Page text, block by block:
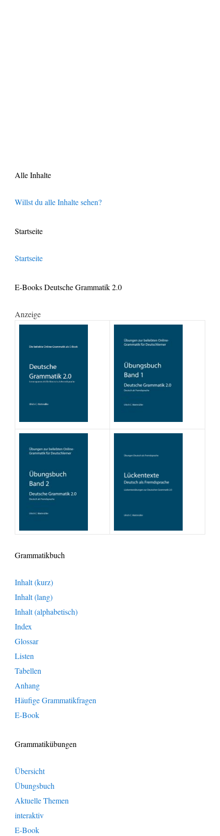
Alle Inhalte
Willst du alle Inhalte sehen?
Startseite
Startseite
E-Books Deutsche Grammatik 2.0
Anzeige
Grammatikbuch
Inhalt (kurz)
Inhalt (lang)
Inhalt (alphabetisch)
Index
Glossar
Listen
Tabellen
Anhang
Häufige Grammatikfragen
E-Book
Grammatikübungen
Übersicht
Übungsbuch
Aktuelle Themen
interaktiv
E-Book